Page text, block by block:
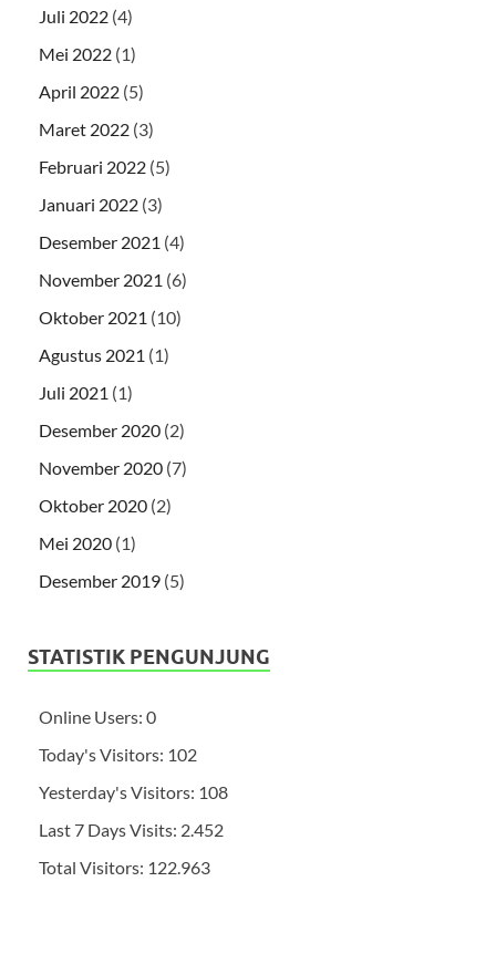
Juli 2022 (4)
Mei 2022 (1)
April 2022 (5)
Maret 2022 (3)
Februari 2022 (5)
Januari 2022 (3)
Desember 2021 (4)
November 2021 (6)
Oktober 2021 (10)
Agustus 2021 (1)
Juli 2021 (1)
Desember 2020 (2)
November 2020 (7)
Oktober 2020 (2)
Mei 2020 (1)
Desember 2019 (5)
STATISTIK PENGUNJUNG
Online Users: 0
Today's Visitors: 102
Yesterday's Visitors: 108
Last 7 Days Visits: 2.452
Total Visitors: 122.963